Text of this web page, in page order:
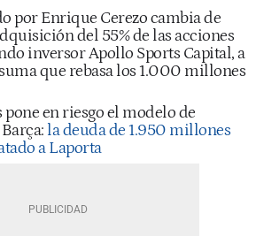
por Enrique Cerezo cambia de
del 55% de las acciones
inversor Apollo Sports Capital, a
que rebasa los 1.000 millones
pone en riesgo el modelo de
la deuda de 1.950 millones
a Laporta